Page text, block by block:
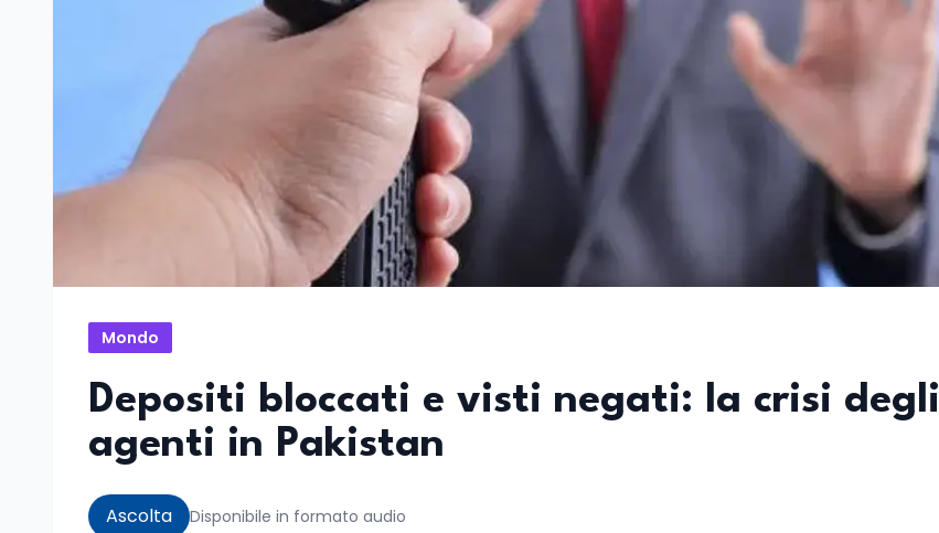
Mondo
Depositi bloccati e visti negati: la crisi degli
agenti in Pakistan
Ascolta Disponibile in formato audio